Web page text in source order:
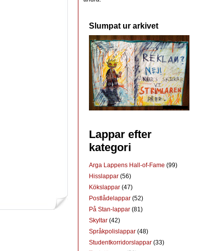
Slumpat ur arkivet
Lappar efter
kategori
Arga Lappens Hall-of-Fame (99)
Hisslappar (56)
Kökslappar (47)
Postlådelappar (52)
På Stan-lappar (81)
Skyltar (42)
Språkpolislappar (48)
Studentkorridorslappar (33)